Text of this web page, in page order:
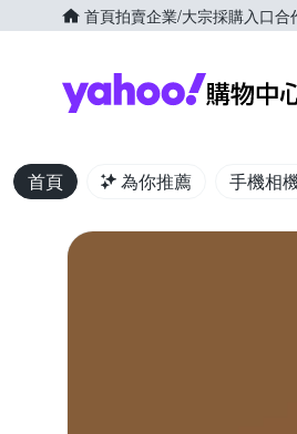
首頁拍賣企業/大宗採購入口合
首頁 為你推薦 手機相